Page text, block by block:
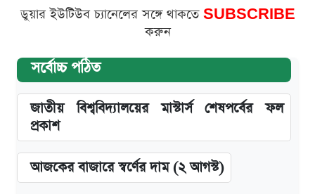
ডুয়ার ইউটিউব চ্যানেলের সঙ্গে থাকতে SUBSCRIBE
করুন
সর্বোচ্চ পঠিত
জাতীয় বিশ্ববিদ্যালয়ের মাস্টার্স শেষপর্বের ফল
প্রকাশ
আজকের বাজারে স্বর্ণের দাম (২ আগস্ট)